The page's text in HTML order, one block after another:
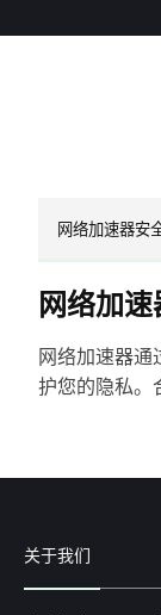
网络加速器安
网络加
网络加速器
护您的隐私。
关于我们